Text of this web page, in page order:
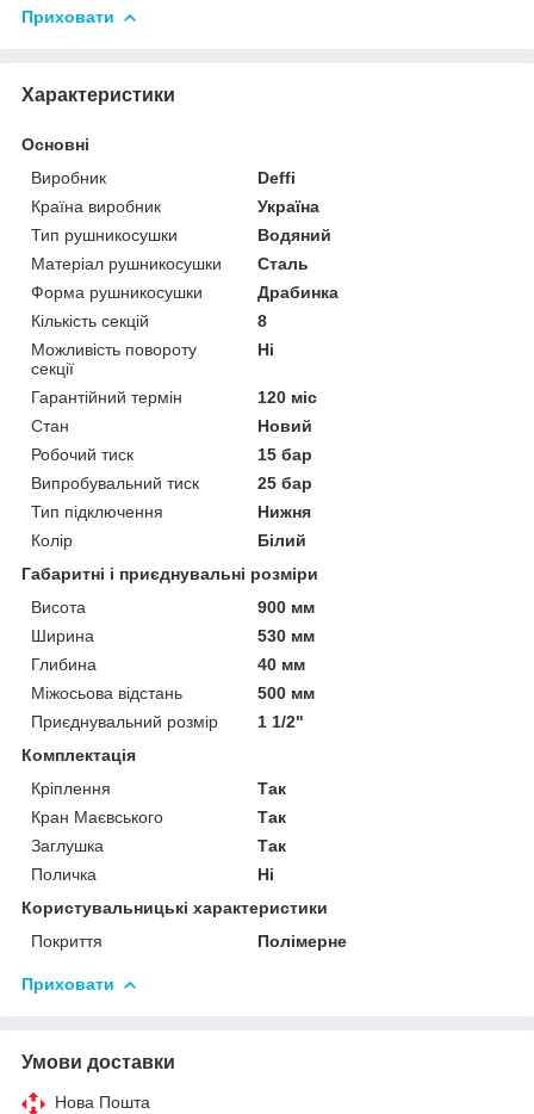
Приховати
Характеристики
Основні
Виробник
Deffi
Країна виробник
Україна
Тип рушникосушки
Водяний
Матеріал рушникосушки
Сталь
Форма рушникосушки
Драбинка
Кількість секцій
8
Можливість повороту
секції
Ні
Гарантійний термін
120 міс
Стан
Новий
Робочий тиск
15 бар
Випробувальний тиск
25 бар
Тип підключення
Нижня
Колір
Білий
Габаритні і приєднувальні розміри
Висота
900 мм
Ширина
530 мм
Глибина
40 мм
Міжосьова відстань
500 мм
Приєднувальний розмір
1 1/2"
Комплектація
Кріплення
Так
Кран Маєвського
Так
Заглушка
Так
Поличка
Ні
Користувальницькі характеристики
Покриття
Полімерне
Приховати
Умови доставки
Нова Пошта